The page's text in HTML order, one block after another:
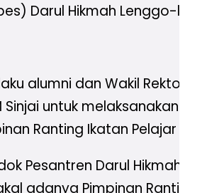
Darul Hikmah Lenggo-
alumni dan Wakil Rektor
Sinjai untuk melaksanakan
Ranting Ikatan Pelajar
Pesantren Darul Hikmah
adanya Pimpinan Ranting